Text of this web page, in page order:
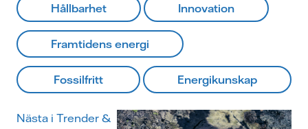
Hållbarhet Innovation
Framtidens energi
Fossilfritt Energikunskap
Nästa i Trender &